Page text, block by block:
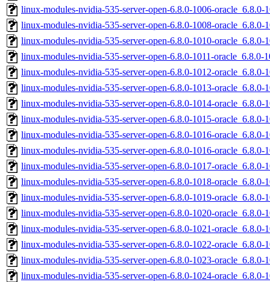
linux-modules-nvidia-535-server-open-6.8.0-1006-oracle_6.8.0-
linux-modules-nvidia-535-server-open-6.8.0-1008-oracle_6.8.0-
linux-modules-nvidia-535-server-open-6.8.0-1010-oracle_6.8.0-
linux-modules-nvidia-535-server-open-6.8.0-1011-oracle_6.8.0-
linux-modules-nvidia-535-server-open-6.8.0-1012-oracle_6.8.0-
linux-modules-nvidia-535-server-open-6.8.0-1013-oracle_6.8.0-
linux-modules-nvidia-535-server-open-6.8.0-1014-oracle_6.8.0-
linux-modules-nvidia-535-server-open-6.8.0-1015-oracle_6.8.0-
linux-modules-nvidia-535-server-open-6.8.0-1016-oracle_6.8.0-
linux-modules-nvidia-535-server-open-6.8.0-1016-oracle_6.8.0-
linux-modules-nvidia-535-server-open-6.8.0-1017-oracle_6.8.0-
linux-modules-nvidia-535-server-open-6.8.0-1018-oracle_6.8.0-
linux-modules-nvidia-535-server-open-6.8.0-1019-oracle_6.8.0-
linux-modules-nvidia-535-server-open-6.8.0-1020-oracle_6.8.0-
linux-modules-nvidia-535-server-open-6.8.0-1021-oracle_6.8.0-
linux-modules-nvidia-535-server-open-6.8.0-1022-oracle_6.8.0-
linux-modules-nvidia-535-server-open-6.8.0-1023-oracle_6.8.0-
linux-modules-nvidia-535-server-open-6.8.0-1024-oracle_6.8.0-